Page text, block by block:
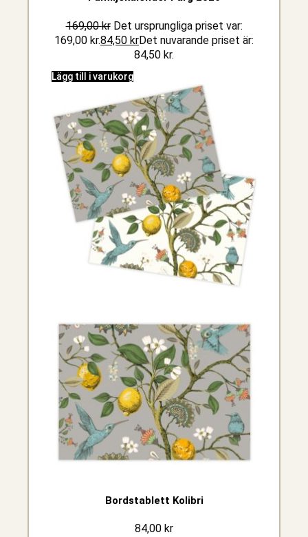
169,00kr Det ursprungliga priset var:
169,00 kr.84,50 krDet nuvarande priset är:
84,50 kr.
Lägg till i varukorg
Bordstablett Kolibri
84,00 kr